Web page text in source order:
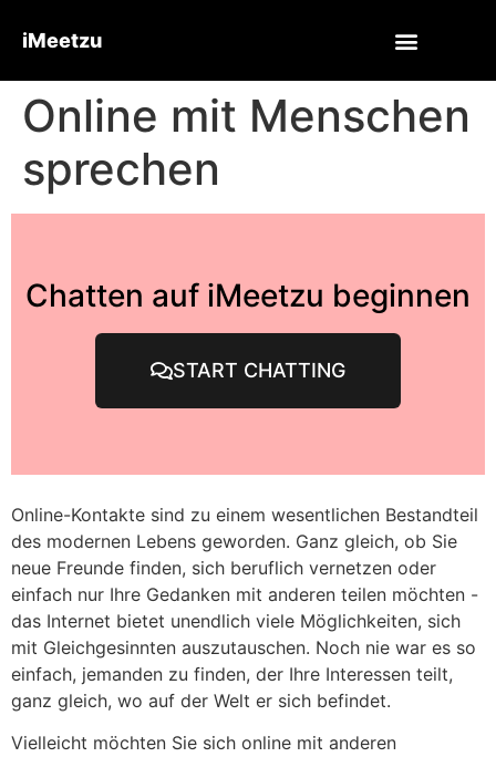
iMeetzu
Online mit Menschen
sprechen
Chatten auf iMeetzu beginnen
START CHATTING
Online-Kontakte sind zu einem wesentlichen Bestandteil
des modernen Lebens geworden. Ganz gleich, ob Sie
neue Freunde finden, sich beruflich vernetzen oder
einfach nur Ihre Gedanken mit anderen teilen möchten -
das Internet bietet unendlich viele Möglichkeiten, sich
mit Gleichgesinnten auszutauschen. Noch nie war es so
einfach, jemanden zu finden, der Ihre Interessen teilt,
ganz gleich, wo auf der Welt er sich befindet.
Vielleicht möchten Sie sich online mit anderen